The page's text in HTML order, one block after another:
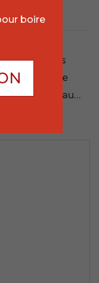
vous
de poire
grâce au…
boire